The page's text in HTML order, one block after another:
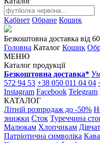
Кабінет Обране Кошик
Безкоштовна доставка від
Головна Каталог Кошик
МЕНЮ
Каталог продукції
Безкоштовна доставка*
572 94 53 +38 050 011 04 04
Instagram Facebook Telegram
КАТАЛОГ
Літній розпродаж до -50%
знижки Сток Туреччина
Малюкам Хлопчикам
Патріотична символіка